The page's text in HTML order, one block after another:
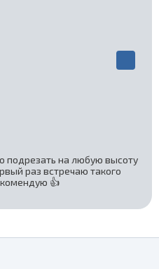
подрезать на любую высоту
раз встречаю такого
👍